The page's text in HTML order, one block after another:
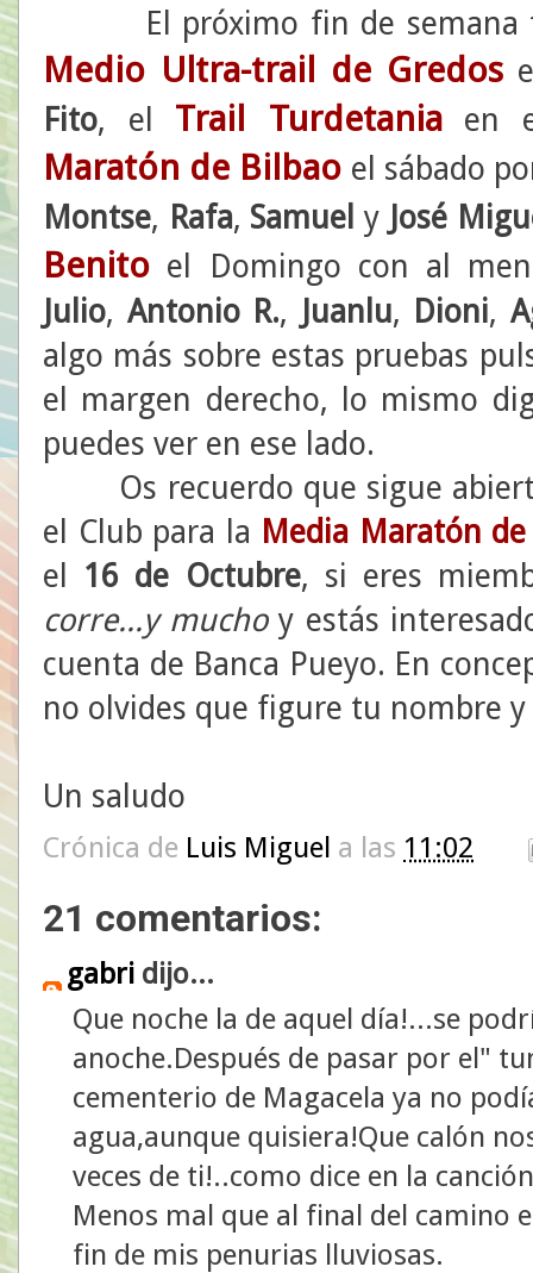
El próximo fin de semana
Medio Ultra-trail de Gredos
Fito, el Trail Turdetaniaen
Maratón de Bilbao el sábado
Montse, Rafa, Samuely José
Benito el Domingo con al
Julio, Antonio R., Juanlu, Dioni,
algo más sobre estas pruebas
el margen derecho, lo mismo
puedes ver en ese lado.
Os recuerdo que sigue
el Club para la Media Maratón
el 16 de Octubre, si eres
corre...y muchoy estás
cuenta de Banca Pueyo. En
no olvides que figure tu nombre y
Un saludo
Crónica de Luis Miguel a las 11:02
21 comentarios:
gabri dijo...
Que noche la de aquel día!...se
anoche.Después de pasar por el"
cementerio de Magacela ya no
agua,aunque quisiera!Que calón
veces de ti!..como dice en la
Menos mal que al final del camino
fin de mis penurias lluviosas.